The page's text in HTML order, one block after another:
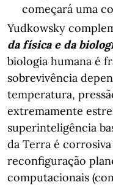
começará uma
Yudkowsky
da física e da
biologia humana é
sobrevivência
temperatura,
extremamente
superinteligência
da Terra é
reconfiguração
computacionais